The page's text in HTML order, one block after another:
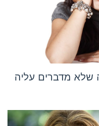
שלא מדברים עליה